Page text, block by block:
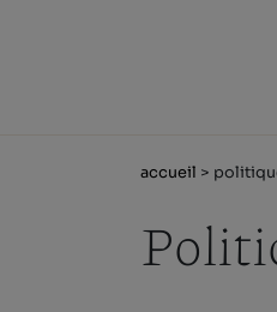
accueil >